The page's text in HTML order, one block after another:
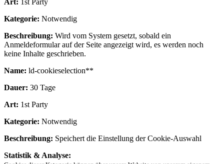
Art: 1st Party
Kategorie: Notwendig
Beschreibung: Wird vom System gesetzt, sobald ein
Anmeldeformular auf der Seite angezeigt wird, es werden noch
keine Inhalte geschrieben.
Name: ld-cookieselection**
Dauer: 30 Tage
Art: 1st Party
Kategorie: Notwendig
Beschreibung: Speichert die Einstellung der Cookie-Auswahl
Statistik & Analyse: